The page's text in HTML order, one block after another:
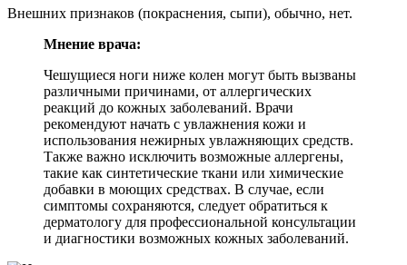
Внешних признаков (покраснения, сыпи), обычно, нет.
Мнение врача:
Чешущиеся ноги ниже колен могут быть вызваны
различными причинами, от аллергических
реакций до кожных заболеваний. Врачи
рекомендуют начать с увлажнения кожи и
использования нежирных увлажняющих средств.
Также важно исключить возможные аллергены,
такие как синтетические ткани или химические
добавки в моющих средствах. В случае, если
симптомы сохраняются, следует обратиться к
дерматологу для профессиональной консультации
и диагностики возможных кожных заболеваний.